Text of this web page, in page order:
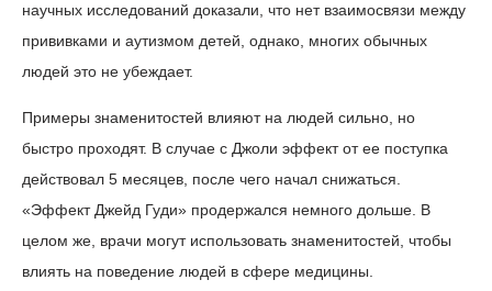
научных исследований доказали, что нет взаимосвязи между
прививками и аутизмом детей, однако, многих обычных
людей это не убеждает.
Примеры знаменитостей влияют на людей сильно, но
быстро проходят. В случае с Джоли эффект от ее поступка
действовал 5 месяцев, после чего начал снижаться.
«Эффект Джейд Гуди» продержался немного дольше. В
целом же, врачи могут использовать знаменитостей, чтобы
влиять на поведение людей в сфере медицины.